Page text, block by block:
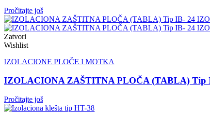
Pročitajte još
Zatvori
Wishlist
IZOLACIONE PLOČE I MOTKA
IZOLACIONA ZAŠTITNA PLOČA (TABLA)
Pročitajte još